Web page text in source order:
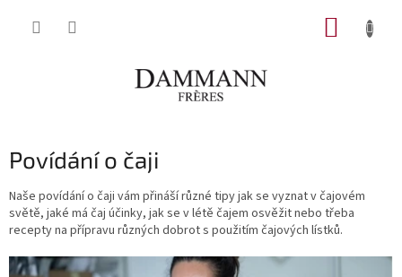
Povídání o čaji
Naše povídání o čaji vám přináší různé tipy jak se vyznat v čajovém
světě, jaké má čaj účinky, jak se v létě čajem osvěžit nebo třeba
recepty na přípravu různých dobrot s použitím čajových lístků.
V